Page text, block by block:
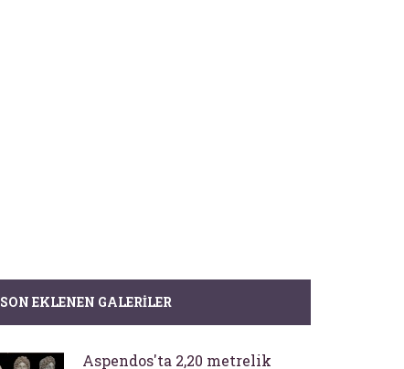
SON EKLENEN GALERILER
Aspendos'ta 2,20 metrelik